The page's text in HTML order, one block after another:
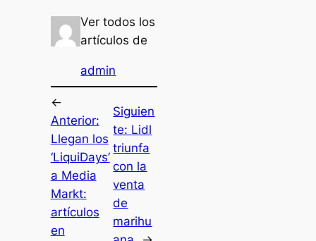
Ver todos los
artículos de
admin
←
Anterior:
Llegan los
‘LiquiDays’
a Media
Markt:
artículos
en
Siguien
te: Lidl
triunfa
con la
venta
de
marihu